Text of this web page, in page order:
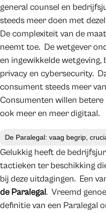
general counsel en
steeds meer doen met
De complexiteit van de
neemt toe. De wetgever
en ingewikkelde wetgeving,
privacy en cybersecurity.
consument steeds meer
Consumenten willen betere
ook meer en meer digitaal.
De Paralegal: vaag begrip,
Gelukkig heeft de
tactieken ter beschikking
bij deze uitdagingen. Een
de Paralegal. Vreemd
definitie van een Paralegal